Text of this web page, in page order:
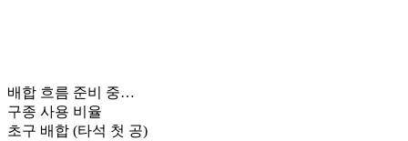
배합 흐름 준비 중…
구종 사용 비율
초구 배합 (타석 첫 공)